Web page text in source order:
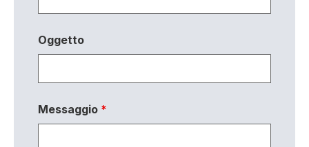
Oggetto
Messaggio *